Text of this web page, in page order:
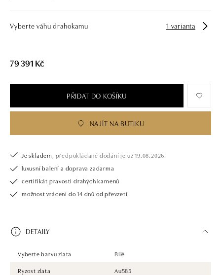
Vyberte váhu drahokamu 1 varianta
79 391 Kč
PŘIDAT DO KOŠÍKU
NAJÍT NA BUTIKU
Je skladem, předpokládané dodání je už 19.08.2026.
luxusní balení a doprava zadarma
certifikát pravosti drahých kamenů
možnost vrácení do 14 dnů od převzetí
DETAILY
Vyberte barvu zlata
Bílé
Ryzost zlata
Au585